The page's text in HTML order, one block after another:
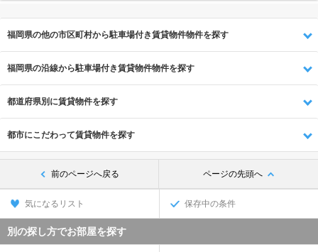
福岡県の他の市区町村から駐車場付き賃貸物件物件を探す
福岡県の沿線から駐車場付き賃貸物件物件を探す
都道府県別に賃貸物件を探す
都市にこだわって賃貸物件を探す
前のページへ戻る ページの先頭へ
気になるリスト 保存中の条件
別の探し方でお部屋を探す